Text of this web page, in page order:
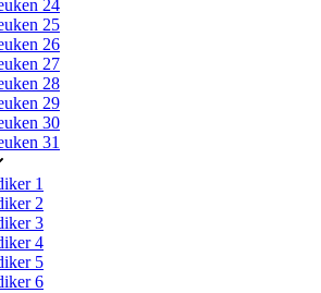
24
25
26
27
28
29
30
31
1
2
3
4
5
6